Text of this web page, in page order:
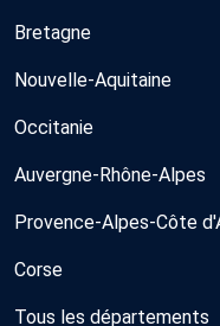
Bretagne
Nouvelle-Aquitaine
Occitanie
Auvergne-Rhône-Alpes
Provence-Alpes-Côte
Corse
Tous les départements